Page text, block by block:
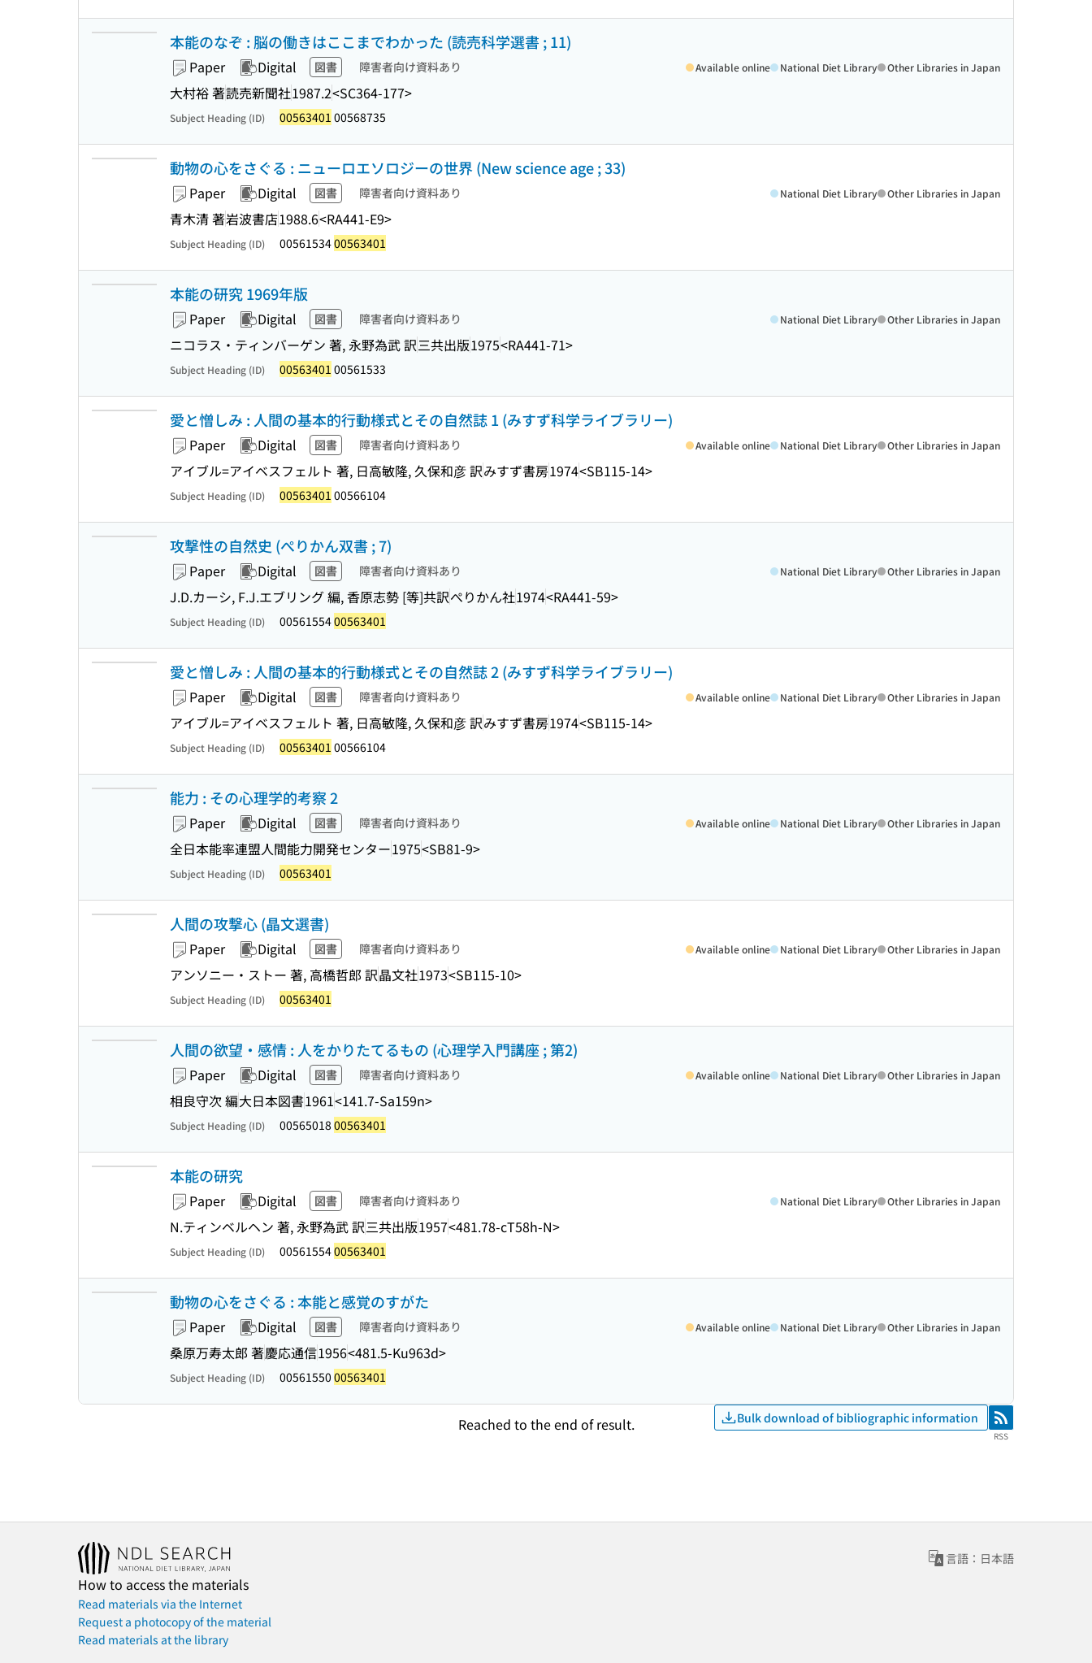
本能のなぞ : 脳の働きはここまでわかった (読売科学選書 ; 11)
Paper Digital 図書 障害者向け資料あり
大村裕 著読売新聞社1987.2<SC364-177>
Available online National Diet Library Other Libraries in Japan
Subject Heading (ID) 00563401 00568735
動物の心をさぐる : ニューロエソロジーの世界 (New science age ; 33)
Paper Digital 図書 障害者向け資料あり
青木清 著岩波書店1988.6<RA441-E9>
National Diet Library Other Libraries in Japan
Subject Heading (ID) 0056153400563401
本能の研究 1969年版
Paper Digital 図書 障害者向け資料あり
ニコラス・ティンバーゲン 著, 永野為武 訳三共出版1975<RA441-71>
National Diet Library Other Libraries in Japan
Subject Heading (ID) 00563401 00561533
愛と憎しみ : 人間の基本的行動様式とその自然誌 1 (みすず科学ライブラリー)
Paper Digital 図書 障害者向け資料あり
アイブル=アイベスフェルト 著, 日高敏隆, 久保和彦 訳みすず書房1974<SB115-14>
Available online National Diet Library Other Libraries in Japan
Subject Heading (ID) 00563401 00566104
攻撃性の自然史 (ぺりかん双書 ; 7)
Paper Digital 図書 障害者向け資料あり
J.D.カーシ, F.J.エブリング 編, 香原志勢 [等]共訳ぺりかん社1974<RA441-59>
National Diet Library Other Libraries in Japan
Subject Heading (ID) 0056155400563401
愛と憎しみ : 人間の基本的行動様式とその自然誌 2 (みすず科学ライブラリー)
Paper Digital 図書 障害者向け資料あり
アイブル=アイベスフェルト 著, 日高敏隆, 久保和彦 訳みすず書房1974<SB115-14>
Available online National Diet Library Other Libraries in Japan
Subject Heading (ID) 00563401 00566104
能力 : その心理学的考察 2
Paper Digital 図書 障害者向け資料あり
全日本能率連盟人間能力開発センター1975<SB81-9>
Available online National Diet Library Other Libraries in Japan
Subject Heading (ID) 00563401
人間の攻撃心 (晶文選書)
Paper Digital 図書 障害者向け資料あり
アンソニー・ストー 著, 高橋哲郎 訳晶文社1973<SB115-10>
Available online National Diet Library Other Libraries in Japan
Subject Heading (ID) 00563401
人間の欲望・感情 : 人をかりたてるもの (心理学入門講座 ; 第2)
Paper Digital 図書 障害者向け資料あり
相良守次 編大日本図書1961<141.7-Sa159n>
Available online National Diet Library Other Libraries in Japan
Subject Heading (ID) 00565018 00563401
本能の研究
Paper Digital 図書 障害者向け資料あり
N.ティンベルヘン 著, 永野為武 訳三共出版1957<481.78-cT58h-N>
National Diet Library Other Libraries in Japan
Subject Heading (ID) 0056155400563401
動物の心をさぐる : 本能と感覚のすがた
Paper Digital 図書 障害者向け資料あり
桑原万寿太郎 著慶応通信1956<481.5-Ku963d>
Available online National Diet Library Other Libraries in Japan
Subject Heading (ID) 00561550 00563401
Reached to the end of result. Bulk download of bibliographic information RSS
RSS
言語：日本語
How to access the materials
Read materials via the Internet
Request a photocopy of the material
Read materials at the library